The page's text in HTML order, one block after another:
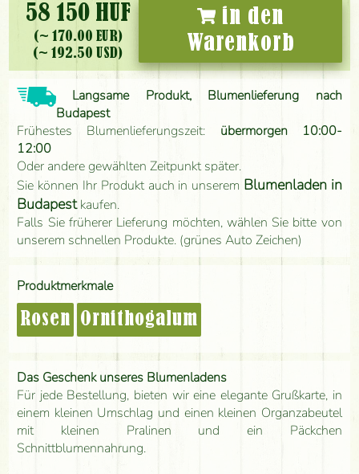
58 150 HUF
(~ 170.00 EUR)
(~ 192.50 USD)
in den
Warenkorb
Langsame Produkt, Blumenlieferung nach
Budapest
Frühestes Blumenlieferungszeit: übermorgen 10:00-
12:00
Oder andere gewählten Zeitpunkt später.
Sie können Ihr Produkt auch in unserem Blumenladen in
Budapestkaufen.
Falls Sie früherer Lieferung möchten, wählen Sie bitte von
unserem schnellen Produkte. (grünes Auto Zeichen)
Produktmerkmale
Rosen Ornithogalum
Das Geschenk unseres Blumenladens
Für jede Bestellung, bieten wir eine elegante Grußkarte, in
einem kleinen Umschlag und einen kleinen Organzabeutel
mit kleinen Pralinen und ein Päckchen
Schnittblumennahrung.